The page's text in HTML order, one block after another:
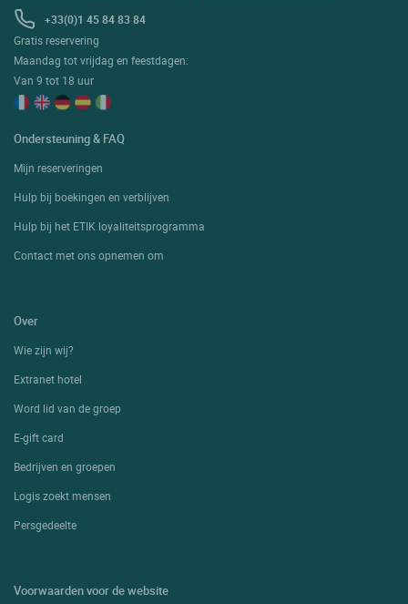
+33(0)1 45 84 83 84
Gratis reservering
Maandag tot vrijdag en feestdagen:
Van 9 tot 18 uur
Ondersteuning & FAQ
Mijn reserveringen
Hulp bij boekingen en verblijven
Hulp bij het ETIK loyaliteitsprogramma
Contact met ons opnemen om
Over
Wie zijn wij?
Extranet hotel
Word lid van de groep
E-gift card
Bedrijven en groepen
Logis zoekt mensen
Persgedeelte
Voorwaarden voor de website